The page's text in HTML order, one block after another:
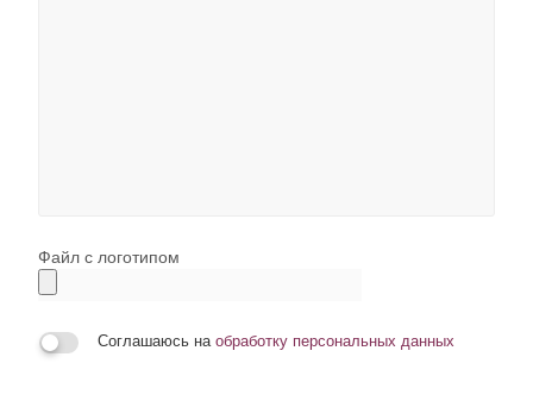
Файл с логотипом
Соглашаюсь на обработку персональных данных